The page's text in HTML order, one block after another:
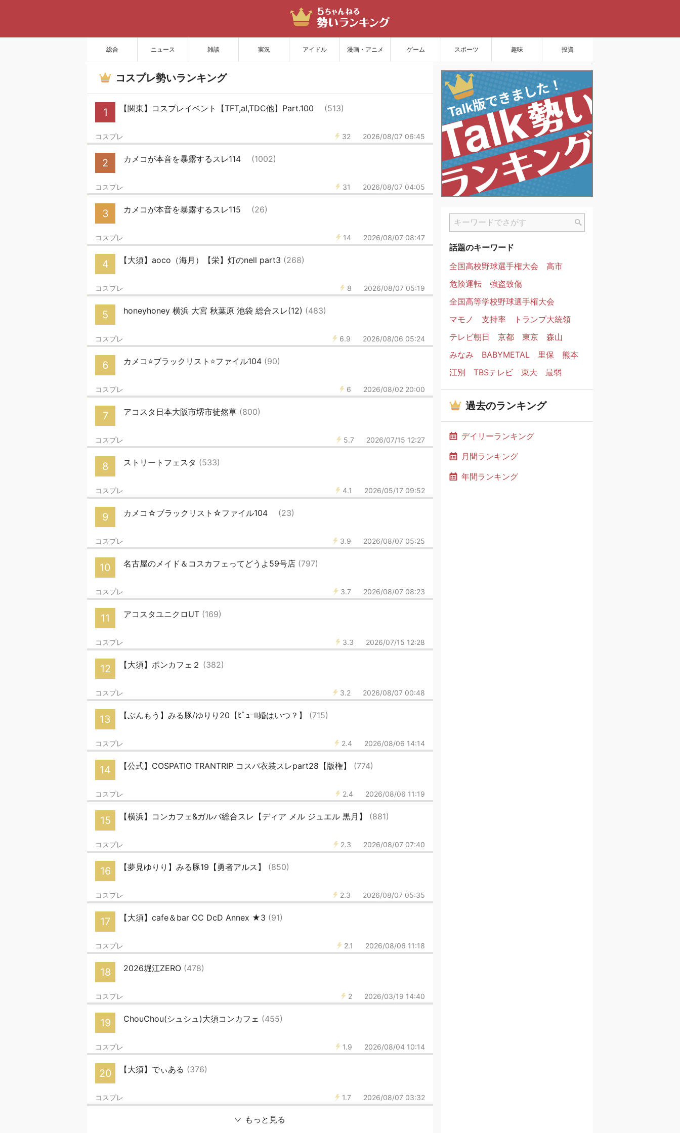
総合 ニュース 雑談 実況 アイドル 漫画・アニメ ゲーム スポーツ 趣味 投資
コスプレ勢いランキング
1 【関東】コスプレイベント【TFT,a!,TDC他】Part.100 (513)
32 2026/08/07 06:45
コスプレ
2 カメコが本音を暴露するスレ114 (1002)
31 2026/08/07 04:05
コスプレ
3 カメコが本音を暴露するスレ115 (26)
14 2026/08/07 08:47
コスプレ
4 【大須】aoco（海月）【栄】灯のnell part3 (268)
8 2026/08/07 05:19
コスプレ
5 honeyhoney 横浜 大宮 秋葉原 池袋 総合スレ(12) (483)
6.9 2026/08/06 05:24
コスプレ
6 カメコ⭐ブラックリスト⭐ファイル104 (90)
6 2026/08/02 20:00
コスプレ
7 アコスタ日本大阪市堺市徒然草 (800)
5.7 2026/07/15 12:27
コスプレ
8 ストリートフェスタ (533)
4.1 2026/05/17 09:52
コスプレ
9 カメコ☆ブラックリスト☆ファイル104 (23)
3.9 2026/08/07 05:25
コスプレ
10 名古屋のメイド＆コスカフェってどうよ59号店 (797)
3.7 2026/08/07 08:23
コスプレ
11 アコスタユニクロUT (169)
3.3 2026/07/15 12:28
コスプレ
12 【大須】ポンカフェ２ (382)
3.2 2026/08/07 00:48
コスプレ
13 【ぶんもう】みる豚/ゆりり20【ﾋﾟｭｰﾛ婚はいつ？】 (715)
2.4 2026/08/06 14:14
コスプレ
14 【公式】COSPATIO TRANTRIP コスパ衣装スレpart28【版権】 (774)
2.4 2026/08/06 11:19
コスプレ
15 【横浜】コンカフェ&ガルバ総合スレ【ディア メル ジュエル 黒月】 (881)
2.3 2026/08/07 07:40
コスプレ
16 【夢見ゆりり】みる豚19【勇者アルス】 (850)
2.3 2026/08/07 05:35
コスプレ
17 【大須】cafe＆bar CC DcD Annex ★3 (91)
2.1 2026/08/06 11:18
コスプレ
18 2026堀江ZERO (478)
2 2026/03/19 14:40
コスプレ
19 ChouChou(シュシュ)大須コンカフェ (455)
1.9 2026/08/04 10:14
コスプレ
20 【大須】でぃある (376)
1.7 2026/08/07 03:32
コスプレ
もっと見る
話題のキーワード
全国高校野球選手権大会
高市
危険運転
強盗致傷
全国高等学校野球選手権大会
マモノ
支持率
トランプ大統領
テレビ朝日
京都 東京
森山
みなみ
BABYMETAL 里保
熊本
江別
TBSテレビ 東大 最弱
過去のランキング
デイリーランキング
月間ランキング
年間ランキング